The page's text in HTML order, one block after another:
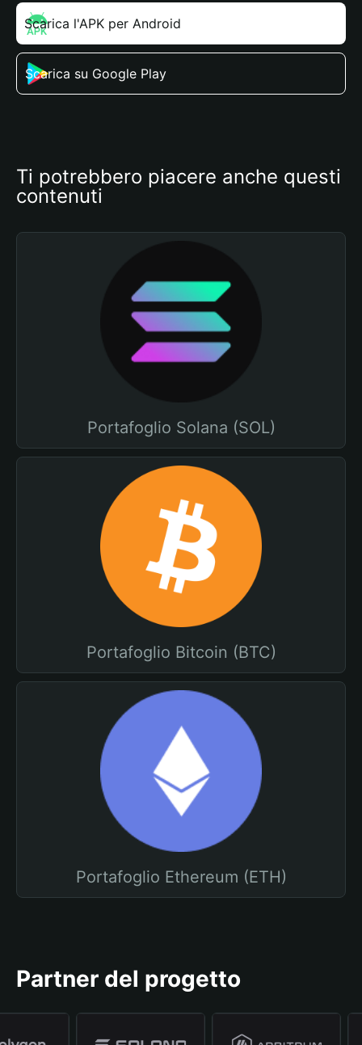
Scarica l'APK per Android
Scarica su Google Play
Ti potrebbero piacere anche questi
contenuti
Portafoglio Solana (SOL)
Portafoglio Bitcoin (BTC)
Portafoglio Ethereum (ETH)
Partner del progetto